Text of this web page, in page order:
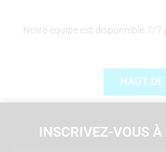
Notre équipe est disponnible 7/7
HAUT DE
INSCRIVEZ-VOUS